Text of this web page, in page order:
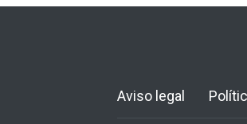
Aviso legal